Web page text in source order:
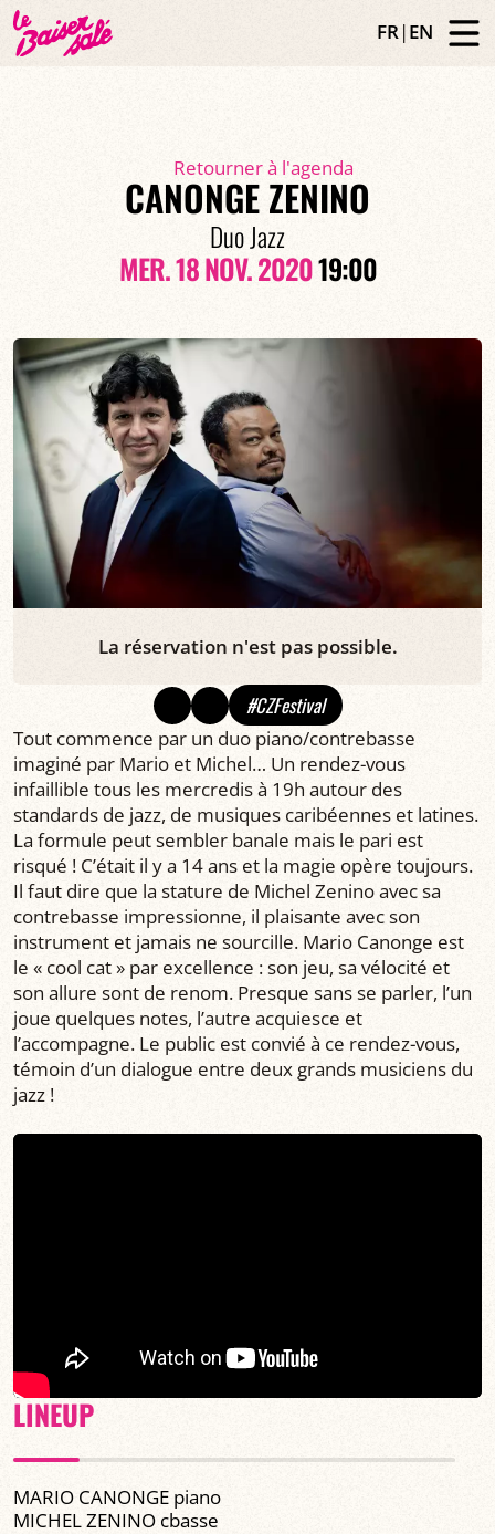
FR|EN
Retourner à l'agenda
CANONGE ZENINO
Duo Jazz
MER. 18 NOV. 202019:00
La réservation n'est pas possible.
#CZFestival
Tout commence par un duo piano/contrebasse
imaginé par Mario et Michel… Un rendez-vous
infaillible tous les mercredis à 19h autour des
standards de jazz, de musiques caribéennes et latines.
La formule peut sembler banale mais le pari est
risqué ! C’était il y a 14 ans et la magie opère toujours.
Il faut dire que la stature de Michel Zenino avec sa
contrebasse impressionne, il plaisante avec son
instrument et jamais ne sourcille. Mario Canonge est
le « cool cat » par excellence : son jeu, sa vélocité et
son allure sont de renom. Presque sans se parler, l’un
joue quelques notes, l’autre acquiesce et
l’accompagne. Le public est convié à ce rendez-vous,
témoin d’un dialogue entre deux grands musiciens du
jazz !
LINEUP
MARIO CANONGE piano
MICHEL ZENINO cbasse